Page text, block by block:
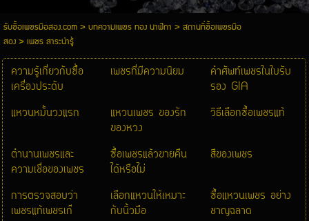
รับซื้อเพชรมือสอง.com> บทความเพชร ทอง นาฬิกา > สถานที่ซื้อเพชรมือ
สอง> เพชร สาระน่ารู้
ความรู้เกี่ยวกับซื้อ
เครื่องประดับ
เพชรที่มีความนิยม
คำศัพท์เพชรในใบรับ
รอง GIA
แหวนหมั้นวงแรก
แหวนเพชร ของรัก
ของหวง
วิธีเลือกซื้อเพชรแท้
ตำนานเพชรและ
ความเชื่อของเพชร
ซื้อเพชรแล้วขายคืน
ได้หรือไม่
สีของเพชร
การตรวจสอบว่า
เพชรแท้เพชรเก๊
เลือกแหวนให้เหมาะ
กับนิ้วมือ
ซื้อแหวนเพชร อย่าง
ชาญฉลาด